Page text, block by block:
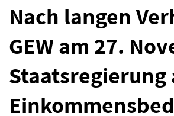
Nach langen
GEW am 27.